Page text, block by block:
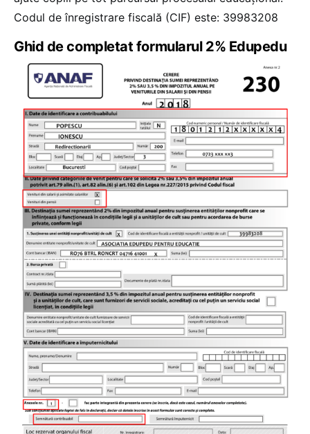
Codul de înregistrare fiscală (CIF) este: 39983208
Ghid de completat formularul 2% Edupedu